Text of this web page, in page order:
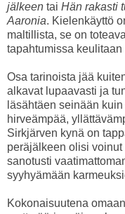
jälkeen tai Hän rakasti
Aaronia. Kielenkäyttö
maltillista, se on
tapahtumissa
Osa tarinoista jää
alkavat lupaavasti ja
läsähtäen seinään
hirveämpää,
Sirkjärven kynä on
peräjälkeen olisi voinut
sanotusti
syyhyämään
Kokonaisuutena